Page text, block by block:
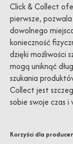
Click & Collect
pierwsze,
dowolnego
konieczność
dzięki możliwości
mogą uniknąć
szukania
Collect jest
sobie swoje czas i
Korzyści dla